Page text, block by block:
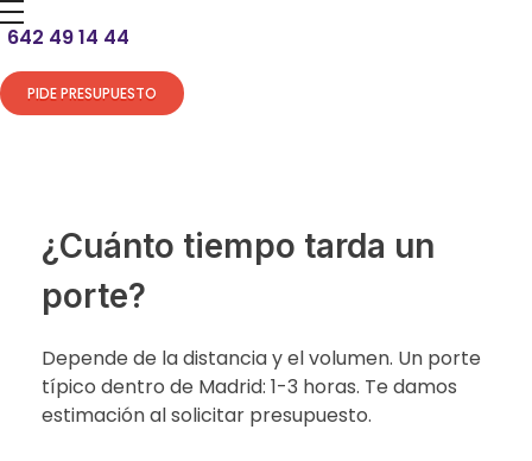
642 49 14 44
PIDE PRESUPUESTO
¿Cuánto tiempo tarda un
porte?
Depende de la distancia y el volumen. Un porte
típico dentro de Madrid: 1-3 horas. Te damos
estimación al solicitar presupuesto.